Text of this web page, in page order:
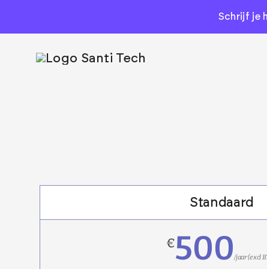
Schrijf je
Standaard
€500/jaar (excl